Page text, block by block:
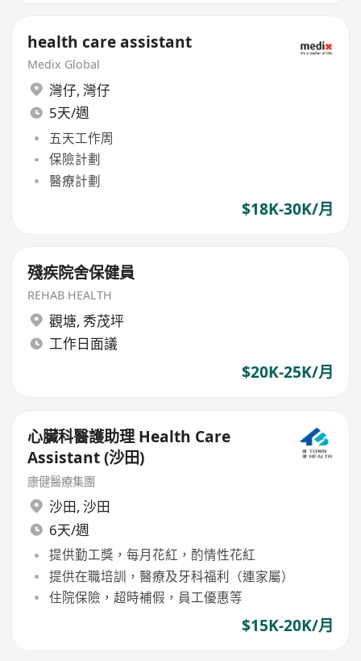
health care assistant
Medix Global
灣仔, 灣仔
5天/週
五天工作周
保險計劃
醫療計劃
$18K-30K/月
殘疾院舍保健員
REHAB HEALTH
觀塘, 秀茂坪
工作日面議
$20K-25K/月
心臟科醫護助理 Health Care
Assistant (沙田)
康健醫療集團
沙田, 沙田
6天/週
提供勤工獎，每月花紅，酌情性花紅
提供在職培訓，醫療及牙科福利（連家屬）
住院保險，超時補假，員工優惠等
$15K-20K/月